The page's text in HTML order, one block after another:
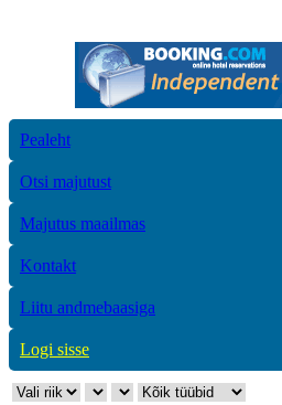
Pealeht
Otsi majutust
Majutus maailmas
Kontakt
Liitu andmebaasiga
Logi sisse